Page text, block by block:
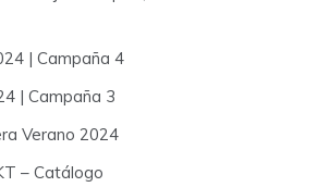
| Campaña 4
| Campaña 3
Verano 2024
– Catálogo